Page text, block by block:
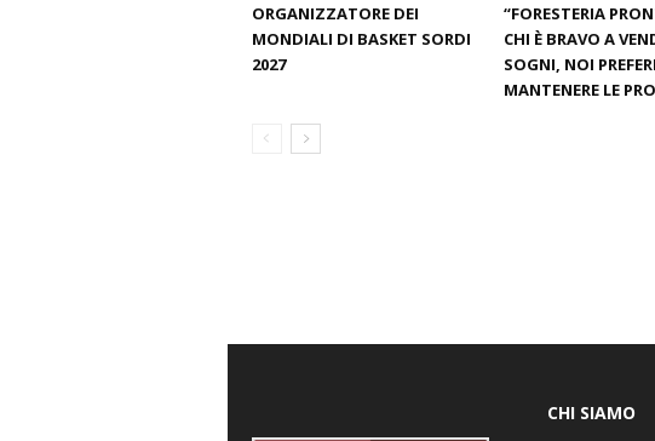
ORGANIZZATORE DEI
MONDIALI DI BASKET SORDI
2027
“FORESTERIA
CHI È BRAVO A
SOGNI, NOI
MANTENERE LE
CHI SIAMO